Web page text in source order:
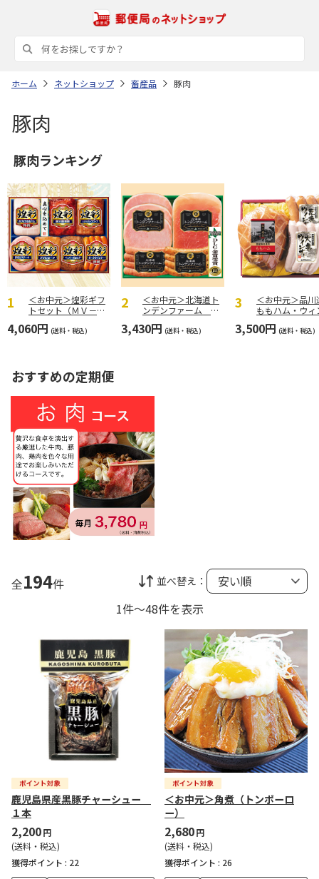
ホーム ネットショップ 畜産品 豚肉
豚肉
豚肉ランキング
＜お中元＞煌彩ギフ
トセット（ＭＶ－５
4,060円 (送料・税込)
＜お中元＞北海道ト
ンデンファーム Ｄ
ット３４
3,430円 (送料・税込)
＜お中元＞品川
ももハム・ウィ
3,500円 (送料・税込)
おすすめの定期便
全194件 並べ替え：
1件～48件を表示
鹿児島県産黒豚チャーシュー
１本
2,200円
(送料・税込)
獲得ポイント : 22
＜お中元＞角煮（トンポーロ
ー）
2,680円
(送料・税込)
獲得ポイント : 26